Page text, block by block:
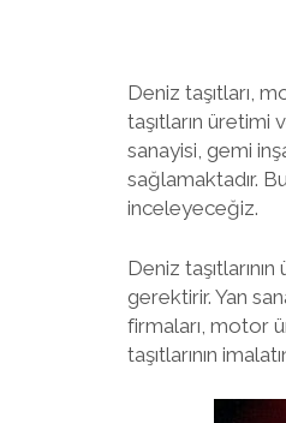
Deniz taşıtları,
taşıtların üretimi
sanayisi, gemi
sağlamaktadır.
inceleyeceğiz.
Deniz
gerektirir. Yan
firmaları, motor
taşıtlarının